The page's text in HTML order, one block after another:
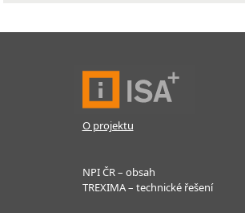
O projektu
NPI ČR – obsah
TREXIMA – technické řešení